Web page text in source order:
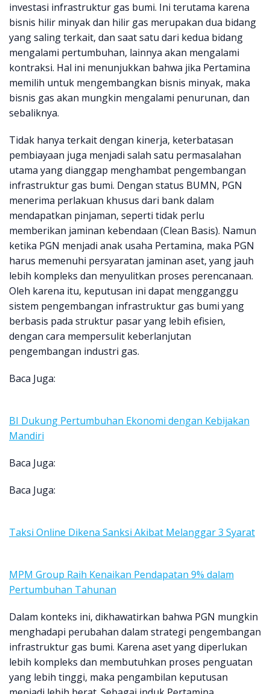
investasi infrastruktur gas bumi. Ini terutama karena
bisnis hilir minyak dan hilir gas merupakan dua bidang
yang saling terkait, dan saat satu dari kedua bidang
mengalami pertumbuhan, lainnya akan mengalami
kontraksi. Hal ini menunjukkan bahwa jika Pertamina
memilih untuk mengembangkan bisnis minyak, maka
bisnis gas akan mungkin mengalami penurunan, dan
sebaliknya.
Tidak hanya terkait dengan kinerja, keterbatasan
pembiayaan juga menjadi salah satu permasalahan
utama yang dianggap menghambat pengembangan
infrastruktur gas bumi. Dengan status BUMN, PGN
menerima perlakuan khusus dari bank dalam
mendapatkan pinjaman, seperti tidak perlu
memberikan jaminan kebendaan (Clean Basis). Namun
ketika PGN menjadi anak usaha Pertamina, maka PGN
harus memenuhi persyaratan jaminan aset, yang jauh
lebih kompleks dan menyulitkan proses perencanaan.
Oleh karena itu, keputusan ini dapat mengganggu
sistem pengembangan infrastruktur gas bumi yang
berbasis pada struktur pasar yang lebih efisien,
dengan cara mempersulit keberlanjutan
pengembangan industri gas.
Baca Juga:
BI Dukung Pertumbuhan Ekonomi dengan Kebijakan
Mandiri
Baca Juga:
Baca Juga:
Taksi Online Dikena Sanksi Akibat Melanggar 3 Syarat
MPM Group Raih Kenaikan Pendapatan 9% dalam
Pertumbuhan Tahunan
Dalam konteks ini, dikhawatirkan bahwa PGN mungkin
menghadapi perubahan dalam strategi pengembangan
infrastruktur gas bumi. Karena aset yang diperlukan
lebih kompleks dan membutuhkan proses penguatan
yang lebih tinggi, maka pengambilan keputusan